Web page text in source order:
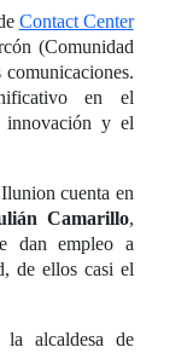
Contact Center
(Comunidad
en el
innovación y el
cuenta en
Camarillo,
dan empleo a
de ellos casi el
alcaldesa de